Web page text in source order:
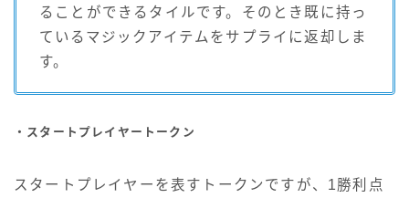
ることができるタイルです。そのとき既に持っ
ているマジックアイテムをサプライに返却しま
す。
・スタートプレイヤートークン
スタートプレイヤーを表すトークンですが、1勝利点